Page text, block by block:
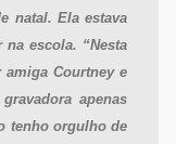
natal. Ela estava
na escola. “Nesta
Courtney e
apenas
tenho orgulho de